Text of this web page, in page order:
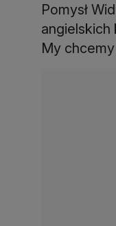
Pomysł
angielskich
My